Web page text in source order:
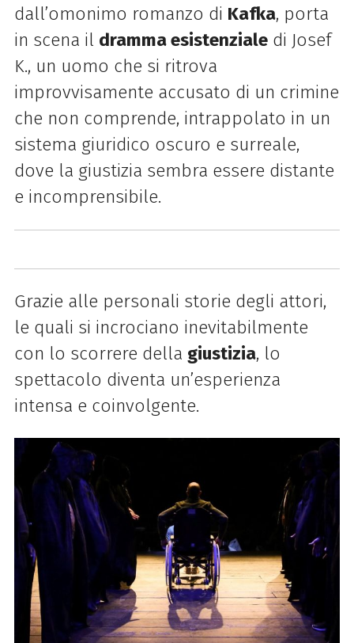
dall’omonimo romanzo di Kafka, porta
in scena il dramma esistenzialedi Josef
K., un uomo che si ritrova
improvvisamente accusato di un crimine
che non comprende, intrappolato in un
sistema giuridico oscuro e surreale,
dove la giustizia sembra essere distante
e incomprensibile.
Grazie alle personali storie degli attori,
le quali si incrociano inevitabilmente
con lo scorrere della giustizia, lo
spettacolo diventa un’esperienza
intensa e coinvolgente.